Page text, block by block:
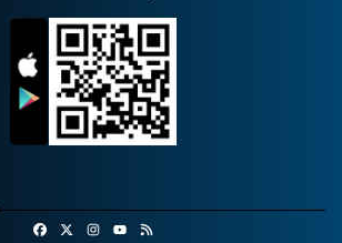
FacebookInstagram